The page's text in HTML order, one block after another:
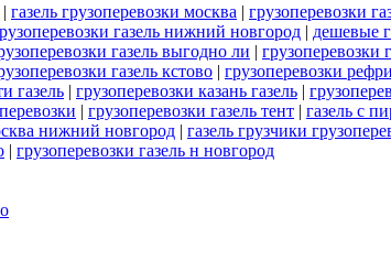
| газель грузоперевозки москва | грузоперевозки
газель нижний новгород | дешевые
газель выгодно ли |
газель кстово | грузоперевозки
газель | грузоперевозки казань газель |
| грузоперевозки газель тент | газель с
нижний новгород | газель грузчики
| грузоперевозки газель н новгород